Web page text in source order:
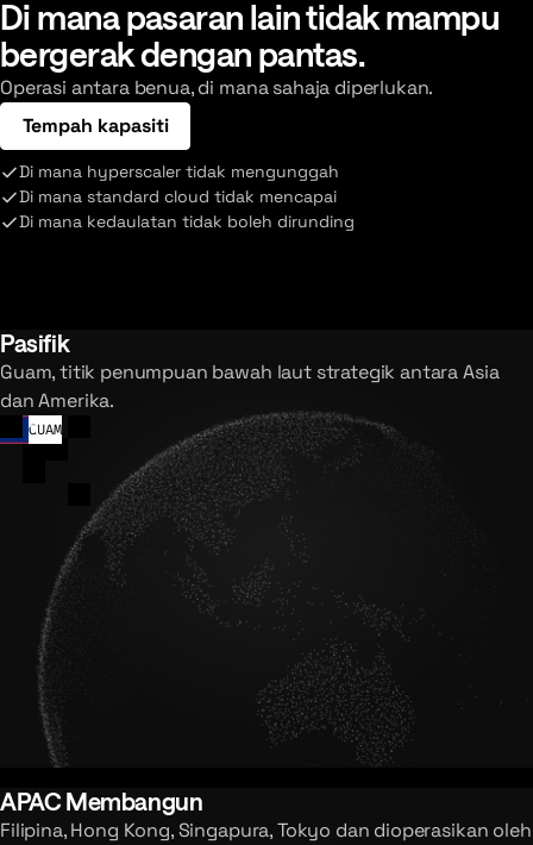
Di mana pasaran lain tidak mampu
bergerak dengan pantas.
Operasi antara benua, di mana sahaja diperlukan.
Tempah kapasiti
Di mana hyperscaler tidak mengunggah
Di mana standard cloud tidak mencapai
Di mana kedaulatan tidak boleh dirunding
Pasifik
Guam, titik penumpuan bawah laut strategik antara Asia
dan Amerika.
GUAM
APAC Membangun
Filipina, Hong Kong, Singapura, Tokyo dan dioperasikan oleh